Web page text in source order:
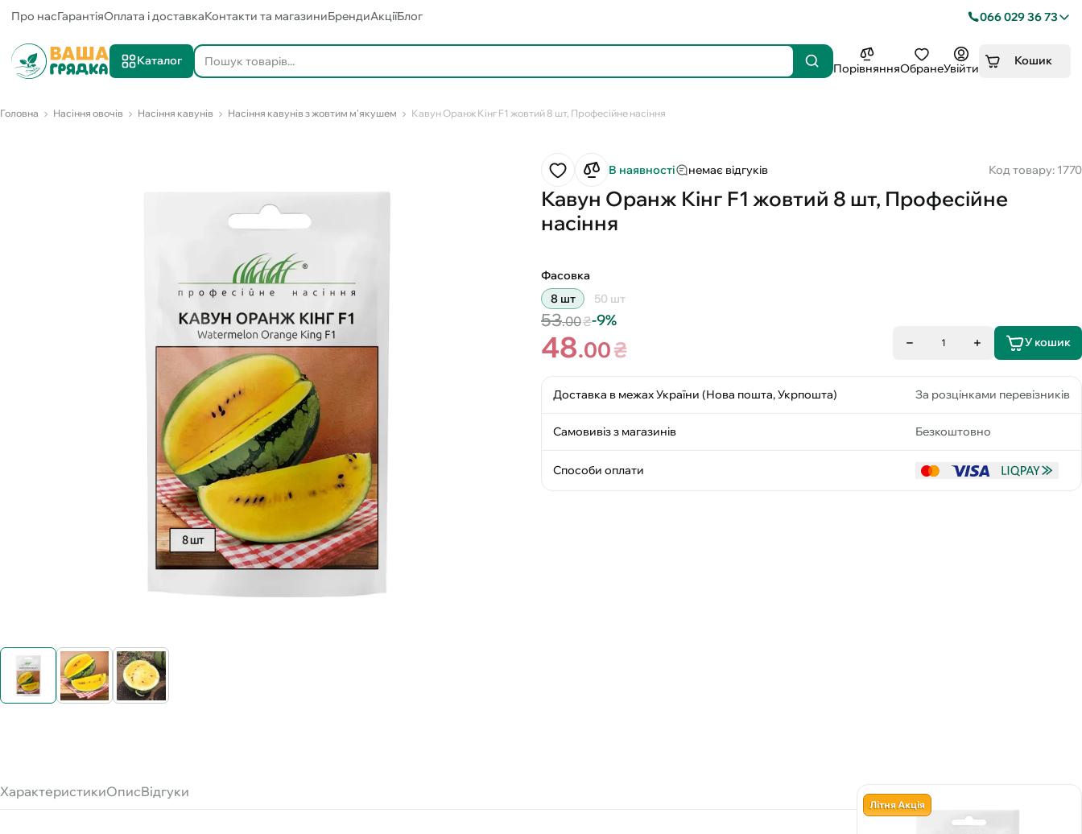
Про насГарантіяОплата і доставкаКонтакти та магазиниБрендиАкціїБлог 066 029 36 73
Каталог
ПорівнянняОбранеУвійти
Кошик
Головна Насіння овочів Насіння кавунів Насіння кавунів з жовтим м'якушем Кавун Оранж Кінг F1 жовтий 8 шт, Професійне насіння
В наявності немає відгуків Код товару: 1770
Кавун Оранж Кінг F1 жовтий 8 шт, Професійне
насіння
Фасовка
8 шт
50 шт
53.00₴-9%
48.00₴ 1 У кошик
Доставка в межах України (Нова пошта, Укрпошта) За розцінками перевізників
Самовивіз з магазинів Безкоштовно
Способи оплати
ХарактеристикиОписВідгуки
Літня Акція